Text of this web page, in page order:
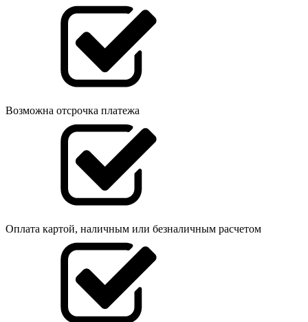
Возможна отсрочка платежа
Оплата картой, наличным или безналичным расчетом